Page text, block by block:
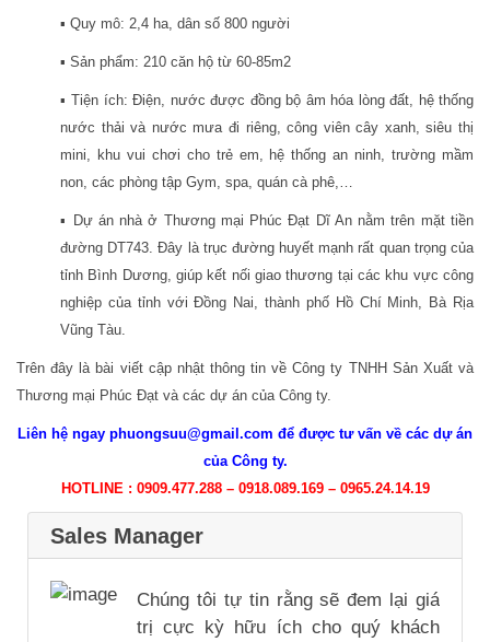
▪️ Quy mô: 2,4 ha, dân số 800 người
▪️ Sản phẩm: 210 căn hộ từ 60-85m2
▪️ Tiện ích: Điện, nước được đồng bộ âm hóa lòng đất, hệ thống
nước thải và nước mưa đi riêng, công viên cây xanh, siêu thị
mini, khu vui chơi cho trẻ em, hệ thống an ninh, trường mầm
non, các phòng tập Gym, spa, quán cà phê,…
▪️ Dự án nhà ở Thương mại Phúc Đạt Dĩ An nằm trên mặt tiền
đường DT743. Đây là trục đường huyết mạnh rất quan trọng của
tỉnh Bình Dương, giúp kết nối giao thương tại các khu vực công
nghiệp của tỉnh với Đồng Nai, thành phố Hồ Chí Minh, Bà Rịa
Vũng Tàu.
Trên đây là bài viết cập nhật thông tin về Công ty TNHH Sản Xuất và
Thương mại Phúc Đạt và các dự án của Công ty.
Liên hệ ngay phuongsuu@gmail.com để được tư vấn về các dự án
của Công ty.
HOTLINE : 0909.477.288 – 0918.089.169 – 0965.24.14.19
Sales Manager
Chúng tôi tự tin rằng sẽ đem lại giá
trị cực kỳ hữu ích cho quý khách